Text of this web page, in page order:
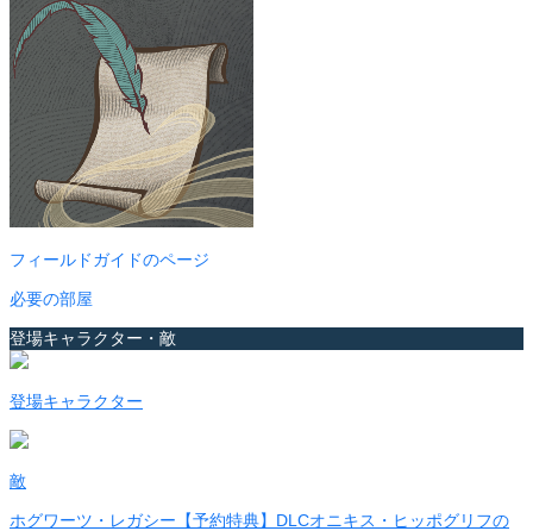
フィールドガイドのページ
必要の部屋
登場キャラクター・敵
登場キャラクター
敵
ホグワーツ・レガシー【予約特典】DLCオニキス・ヒッポグリフの